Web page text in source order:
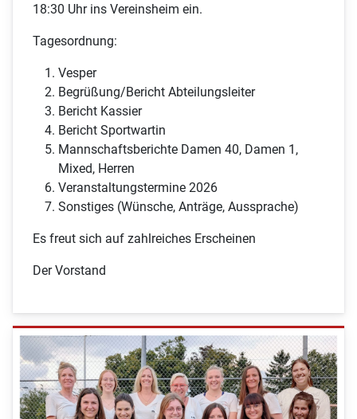
18:30 Uhr ins Vereinsheim ein.
Tagesordnung:
Vesper
Begrüßung/Bericht Abteilungsleiter
Bericht Kassier
Bericht Sportwartin
Mannschaftsberichte Damen 40, Damen 1,
Mixed, Herren
Veranstaltungstermine 2026
Sonstiges (Wünsche, Anträge, Aussprache)
Es freut sich auf zahlreiches Erscheinen
Der Vorstand